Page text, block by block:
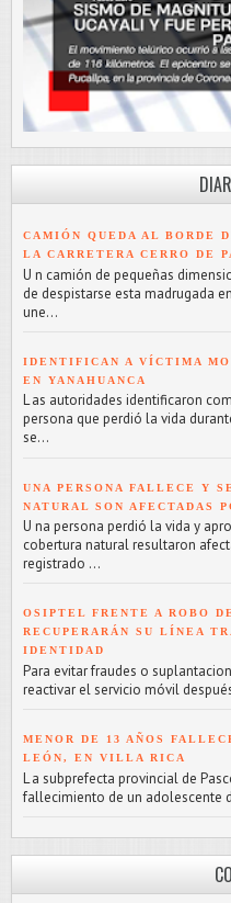
CAMIÓN QUEDA AL BORDE
LA CARRETERA CERRO DE
U n camión de pequeñas
de despistarse esta madrugada
une...
IDENTIFICAN A VÍCTIMA
EN YANAHUANCA
L as autoridades identificaron
persona que perdió la vida
se...
UNA PERSONA FALLECE Y
NATURAL SON AFECTADAS
U na persona perdió la vida y
cobertura natural resultaron
registrado ...
OSIPTEL FRENTE A ROBO
RECUPERARÁN SU LÍNEA
IDENTIDAD
Para evitar fraudes o
reactivar el servicio móvil
MENOR DE 13 AÑOS
LEÓN, EN VILLA RICA
L a subprefecta provincial de
fallecimiento de un adolescente